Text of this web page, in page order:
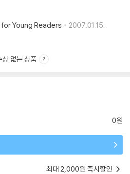
Young Readers
2007.01.15.
없는 상품
0원
최대 2,000원 즉시할인